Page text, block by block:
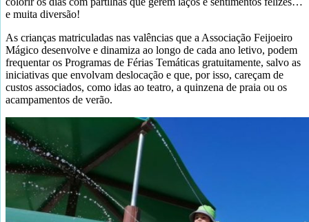
e muita diversão!
As crianças matriculadas nas valências que a Associação Feijoeiro
Mágico desenvolve e dinamiza ao longo de cada ano letivo, podem
frequentar os Programas de Férias Temáticas gratuitamente, salvo as
iniciativas que envolvam deslocação e que, por isso, careçam de
custos associados, como idas ao teatro, a quinzena de praia ou os
acampamentos de verão.